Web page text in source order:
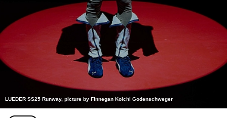
LUEDER SS25 Runway, picture by Finnegan Koichi Godenschweger